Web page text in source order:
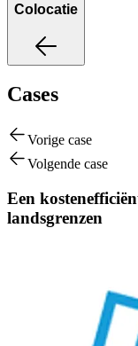
Colocatie
Cases
Vorige case
Volgende case
Een
landsgrenzen